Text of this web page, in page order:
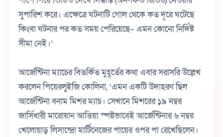
সুপারিশ করে। এক্ষেত্রে ঘটনাটি গোল থেকে কত দূরে ঘটেছে
কিংবা ঘটনার পর কত সময় পেরিয়েছে– এমন কোনো নির্দিষ্ট
সীমা নেই।’
আর্জেন্টিনা ম্যাচের বিতর্কিত মুহূর্তের কথা এবার সরাসরি উল্লেখ
করলেন পিয়েরলুইজি কোলিনা, ‘এমন একটি উদাহরণ ছিল
আর্জেন্টিনা বনাম মিশর ম্যাচ। সেখানে মিশরের ১৯ নম্বর
জার্সিধারী মারোয়ান আত্তিয়া স্পষ্টভাবেই আর্জেন্টিনার ৬ নম্বর
খেলোয়াড় লিসান্দ্রো মার্টিনেজের পায়ের ওপর পা রেখেছিলেন।